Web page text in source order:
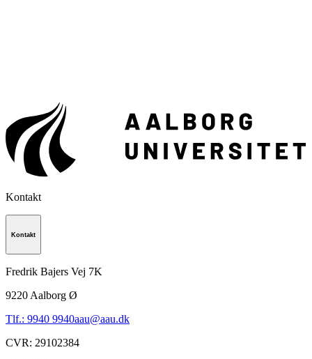
Kontakt
Kontakt
Fredrik Bajers Vej 7K
9220 Aalborg Ø
Tlf.: 9940 9940aau@aau.dk
CVR: 29102384